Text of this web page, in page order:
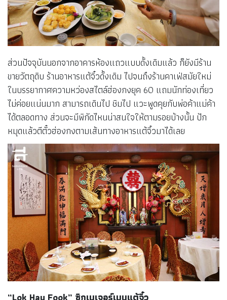
ส่วนปัจจุบันนอกจากอาคารห้องแถวแบบดั้งเดิมแล้ว ก็ยังมีร้าน
ขายวัตถุดิบ ร้านอาหารแต้จิ๋วดั้งเดิม ไปจนถึงร้านคาเฟ่สมัยใหม่
ในบรรยากาศความหว่องสไตล์ฮ่องกงยุค 60 แถมนักท่องเที่ยว
ไม่ค่อยแน่นมาก สามารถเดินไป ชิมไป แวะพูดคุยกับพ่อค้าแม่ค้า
ได้ตลอดทาง ส่วนจะมีพิกัดไหนน่าสนใจให้ตามรอยบ้างนั้น ปัก
หมุดแล้วตีตั๋วฮ่องกงตามเส้นทางอาหารแต้จิ๋วมาได้เลย